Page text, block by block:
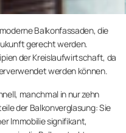
Balkonfassaden, die
gerecht werden.
der Kreislaufwirtschaft, da
werden können.
manchmal in nur zehn
der Balkonverglasung: Sie
Immobilie signifikant,